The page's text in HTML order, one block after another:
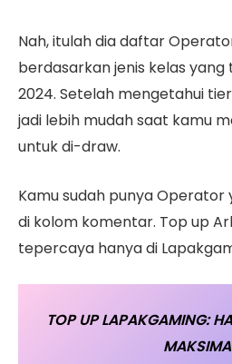
Nah, itulah dia daftar
berdasarkan jenis kelas
2024. Setelah mengetahui
jadi lebih mudah saat kamu
untuk di-draw.
Kamu sudah punya Operator
di kolom komentar. Top up
tepercaya hanya di
TOP UP LAPAKGAMING: